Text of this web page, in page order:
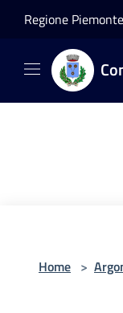
Regione Piemonte
Home >